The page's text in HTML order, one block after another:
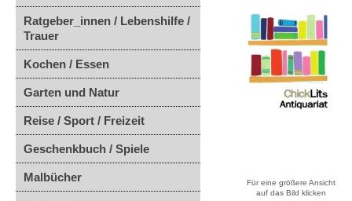
Ratgeber_innen / Lebenshilfe /
Trauer
Kochen / Essen
Garten und Natur
Reise / Sport / Freizeit
Geschenkbuch / Spiele
Malbücher
Für eine größere Ansicht
auf das Bild klicken